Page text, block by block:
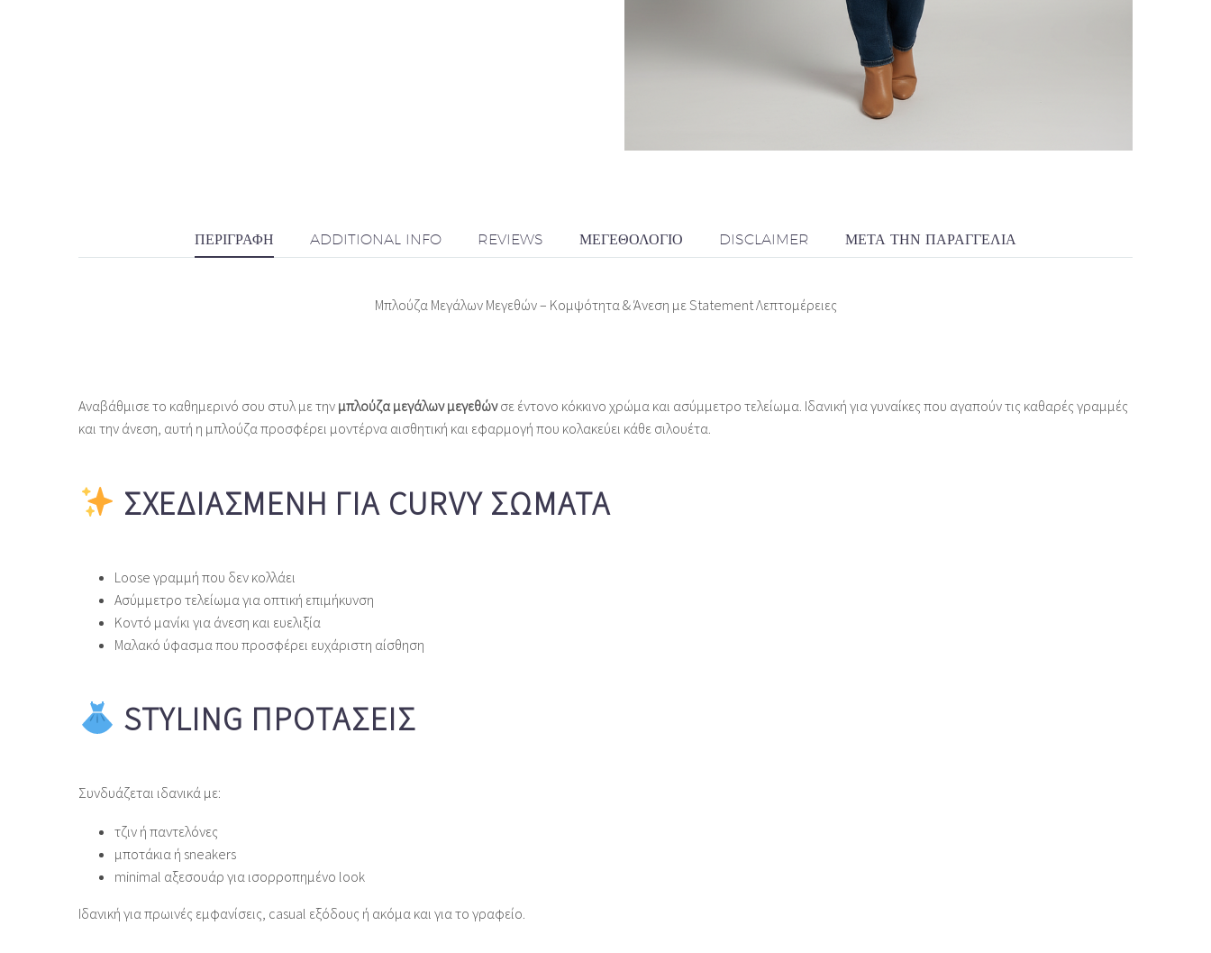
ΠΕΡΙΓΡΑΦΉ ADDITIONAL INFO REVIEWS ΜΕΓΕΘΟΛΌΓΙΟ DISCLAIMER ΜΕΤΆ ΤΗΝ ΠΑΡΑΓΓΕΛΊΑ
Μπλούζα Μεγάλων Μεγεθών – Κομψότητα & Άνεση με Statement Λεπτομέρειες
Αναβάθμισε το καθημερινό σου στυλ με την μπλούζα μεγάλων μεγεθώνσε έντονο κόκκινο χρώμα και ασύμμετρο τελείωμα. Ιδανική για γυναίκες που αγαπούν τις καθαρές γραμμές
και την άνεση, αυτή η μπλούζα προσφέρει μοντέρνα αισθητική και εφαρμογή που κολακεύει κάθε σιλουέτα.
ΣΧΕΔΙΑΣΜΈΝΗ ΓΙΑ CURVY ΣΏΜΑΤΑ
Loose γραμμή που δεν κολλάει
Ασύμμετρο τελείωμα για οπτική επιμήκυνση
Κοντό μανίκι για άνεση και ευελιξία
Μαλακό ύφασμα που προσφέρει ευχάριστη αίσθηση
STYLING ΠΡΟΤΆΣΕΙΣ
Συνδυάζεται ιδανικά με:
τζιν ή παντελόνες
μποτάκια ή sneakers
minimal αξεσουάρ για ισορροπημένο look
Ιδανική για πρωινές εμφανίσεις, casual εξόδους ή ακόμα και για το γραφείο.